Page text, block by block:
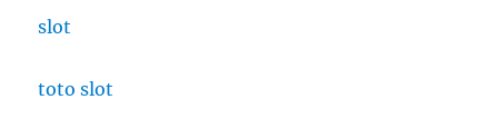
slot
toto slot